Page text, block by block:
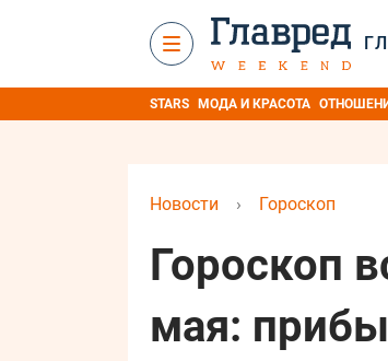
STARS МОДА И КРАСОТА
Новости › Гороскоп
Гороскоп
мая: